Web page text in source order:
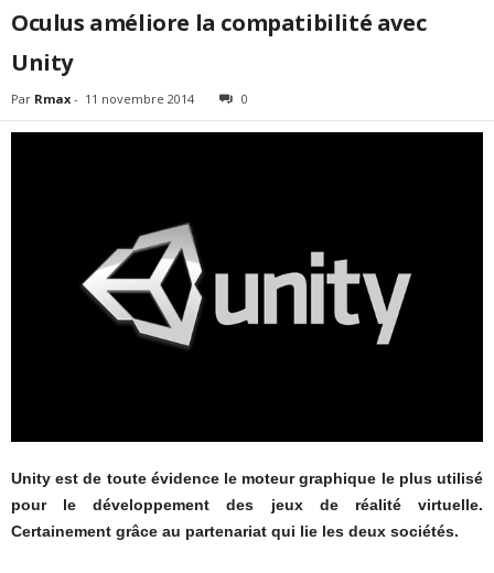
Oculus améliore la compatibilité avec
Unity
Par Rmax - 11 novembre 2014 0
Unity est de toute évidence le moteur graphique le plus utilisé
pour le développement des jeux de réalité virtuelle.
Certainement grâce au partenariat qui lie les deux sociétés.